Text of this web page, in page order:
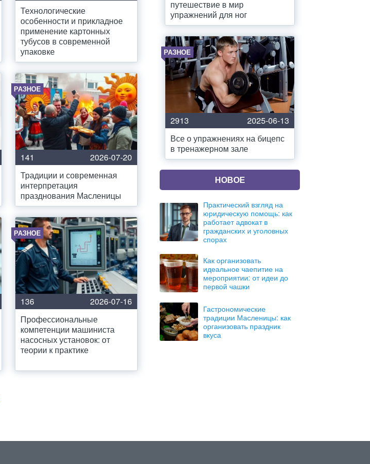
Технологические
особенности и прикладное
применение картонных
тубусов в современной
упаковке
РАЗНОЕ
141
2026-07-20
Традиции и современная
интерпретация
празднования Масленицы
РАЗНОЕ
136
2026-07-16
Профессиональные
компетенции машиниста
насосных установок: от
теории к практике
путешествие в мир
упражнений для ног
РАЗНОЕ
2913
2025-06-13
Все о упражнениях на бицепс
в тренажерном зале
НОВОЕ
Практический взгляд на
юридическую помощь: как
работает адвокат в
гражданских и уголовных
спорах
Как организовать
идеальное чаепитие на
мероприятии: от идеи до
первой чашки
Гастрономические
традиции Масленицы: как
организовать праздник
вкуса